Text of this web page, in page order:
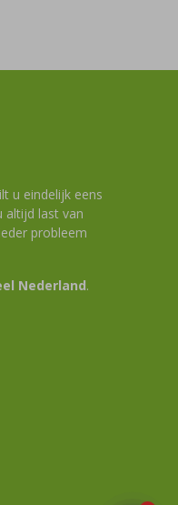
u eindelijk eens
altijd last van
probleem
Nederland.